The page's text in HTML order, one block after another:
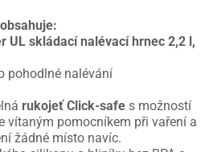
UL skládací nalévací hrnec 2,2 l,
pohodlné nalévání
rukojeť Click-safe s možností
vítaným pomocníkem při vaření a
žádné místo navíc.